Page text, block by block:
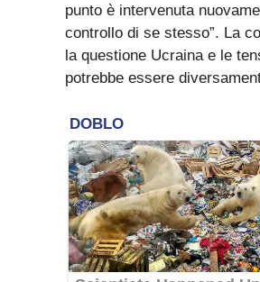
punto è intervenuta
controllo di se stesso”. La
la questione Ucraina e le
potrebbe essere